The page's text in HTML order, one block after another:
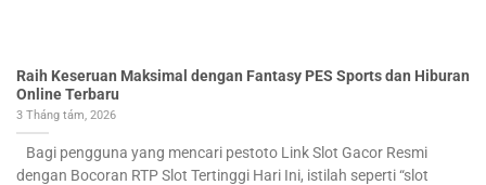
Raih Keseruan Maksimal dengan Fantasy PES Sports dan Hiburan
Online Terbaru
3 Tháng tám, 2026
Bagi pengguna yang mencari pestoto Link Slot Gacor Resmi
dengan Bocoran RTP Slot Tertinggi Hari Ini, istilah seperti “slot